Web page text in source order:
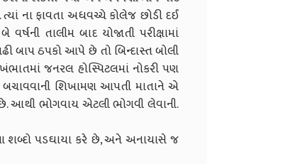
ના ફાવતા અધવચ્ચે કોલેજ છોડી દઈ
તાલીમ બાદ યોજાતી પરીક્ષામાં
બાપ ઠપકો આપે છે તો બિન્દાસ્ત બોલી
જનરલ હોસ્પિટલમાં નોકરી પણ
શિખામણ આપતી માતાને એ
આથી ભોગવાય એટલી ભોગવી લેવાની.
પડઘાયા કરે છે, અને અનાયાસે જ